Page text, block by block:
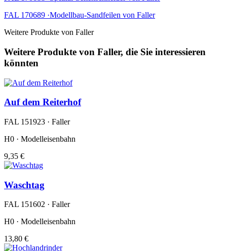
FAL 170689 ·Modellbau-Sandfeilen von Faller
Weitere Produkte von Faller
Weitere Produkte von Faller, die Sie interessieren
könnten
Auf dem Reiterhof
FAL 151923 · Faller
H0 · Modelleisenbahn
9,35 €
Waschtag
FAL 151602 · Faller
H0 · Modelleisenbahn
13,80 €